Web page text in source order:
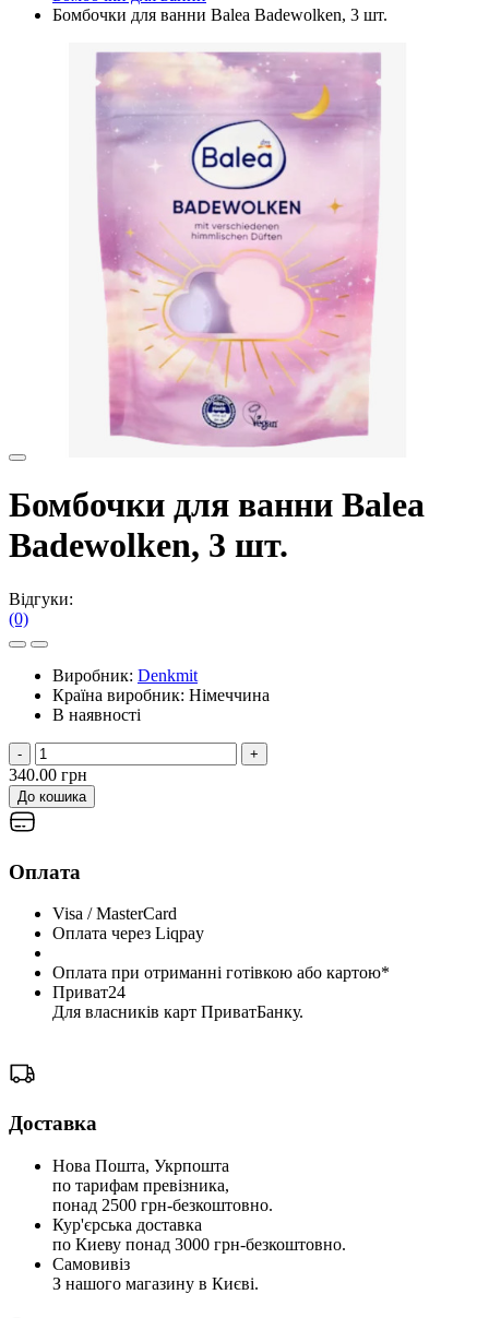
Бомбочки для ванни Balea Badewolken, 3 шт.
Бомбочки для ванни Balea
Badewolken, 3 шт.
Відгуки:
(0)
Виробник: Denkmit
Країна виробник: Німеччина
В наявності
- +
340.00 грн
До кошика
Оплата
Visa / MasterCard
Оплата через Liqpay
Оплата при отриманні готівкою або картою*
Приват24
Для власників карт ПриватБанку.
Доставка
Нова Пошта, Укрпошта
по тарифам превізника,
понад 2500 грн-безкоштовно.
Кур'єрська доставка
по Киеву понад 3000 грн-безкоштовно.
Самовивіз
З нашого магазину в Києві.